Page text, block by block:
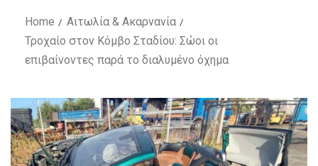
Home
Αιτωλία & Ακαρνανία
Τροχαίο στον Κόμβο Σταδίου: Σώοι οι
επιβαίνοντες παρά το διαλυμένο όχημα